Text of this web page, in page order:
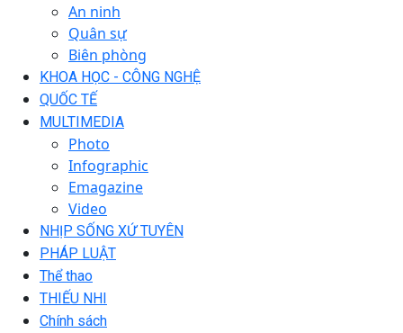
An ninh
Quân sự
Biên phòng
KHOA HỌC - CÔNG NGHỆ
QUỐC TẾ
MULTIMEDIA
Photo
Infographic
Emagazine
Video
NHỊP SỐNG XỨ TUYÊN
PHÁP LUẬT
Thể thao
THIẾU NHI
Chính sách